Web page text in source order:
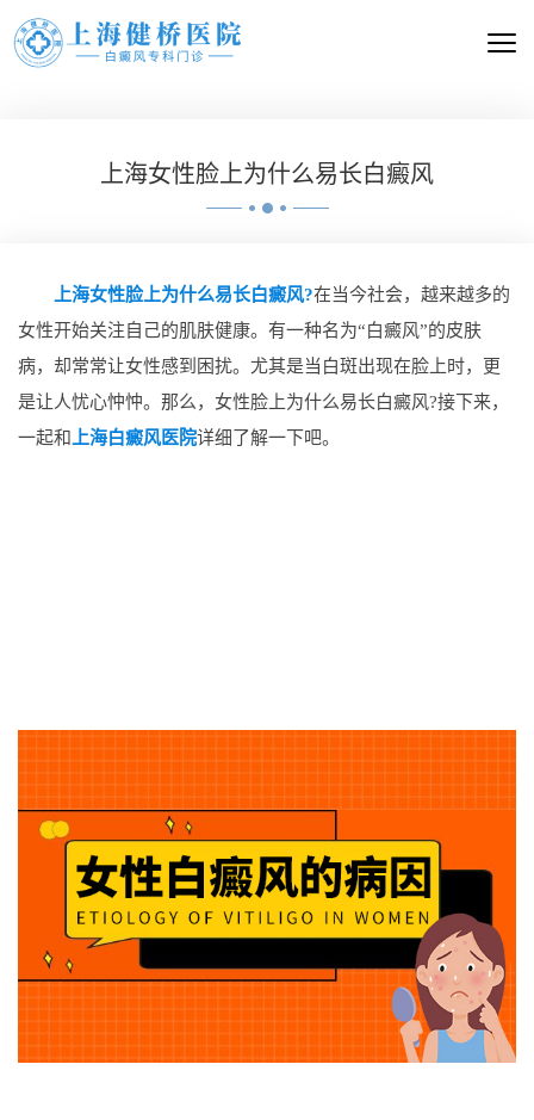
上海女性脸上为什么易长白癜风
上海女性脸上为什么易长白癜风?在当今社会，越来越多的
女性开始关注自己的肌肤健康。有一种名为“白癜风”的皮肤
病，却常常让女性感到困扰。尤其是当白斑出现在脸上时，更
是让人忧心忡忡。那么，女性脸上为什么易长白癜风?接下来，
一起和
上海白癜风医院详细了解一下吧。